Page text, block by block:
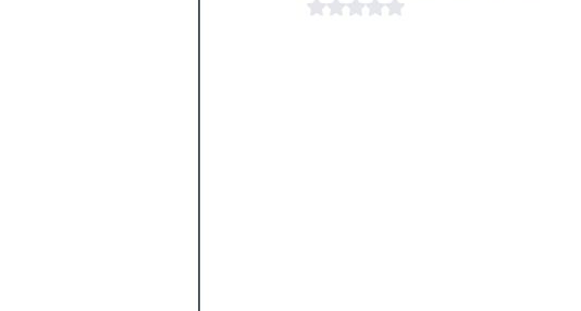
Avaliado com NaN de 5 estrelas.